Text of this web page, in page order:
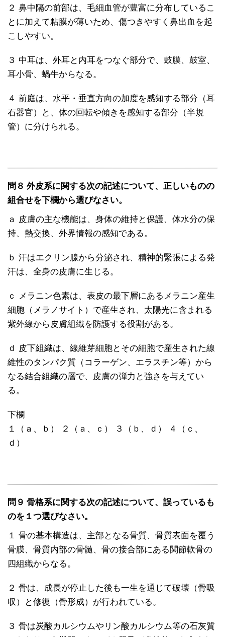
２ 鼻中隔の前部は、毛細血管が豊富に分布しているこ
とに加えて粘膜が薄いため、傷つきやすく鼻出血を起
こしやすい。
３ 中耳は、外耳と内耳をつなぐ部分で、鼓膜、鼓室、
耳小骨、蝸牛からなる。
４ 前庭は、水平・垂直方向の加度を感知する部分（耳
石器官）と、体の回転や傾きを感知する部分（半規
管）に分けられる。
問８ 外皮系に関する次の記述について、正しいものの
組合せを下欄から選びなさい。
ａ 皮膚の主な機能は、身体の維持と保護、体水分の保
持、熱交換、外界情報の感知である。
ｂ 汗はエクリン腺から分泌され、精神的緊張による発
汗は、全身の皮膚に生じる。
ｃ メラニン色素は、表皮の最下層にあるメラニン産生
細胞（メラノサイト）で産生され、太陽光に含まれる
紫外線から皮膚組織を防護する役割がある。
ｄ 皮下組織は、線維芽細胞とその細胞で産生された線
維性のタンパク質（コラーゲン、エラスチン等）から
なる結合組織の層で、皮膚の弾力と強さを与えてい
る。
下欄
１（ａ、ｂ） ２（ａ、ｃ） ３（ｂ、ｄ） ４（ｃ、
ｄ）
問９ 骨格系に関する次の記述について、誤っているも
のを１つ選びなさい。
１ 骨の基本構造は、主部となる骨質、骨質表面を覆う
骨膜、骨質内部の骨髄、骨の接合部にある関節軟骨の
四組織からなる。
２ 骨は、成長が停止した後も一生を通じて破壊（骨吸
収）と修復（骨形成）が行われている。
３ 骨は炭酸カルシウムやリン酸カルシウム等の石灰質